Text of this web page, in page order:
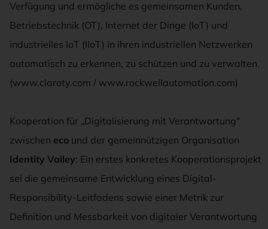
Verfügung und ermögliche es gemeinsamen Kunden,
Betriebstechnik (OT), Internet der Dinge (IoT) und
industrielles IoT (IIoT) in ihren industriellen Netzwerken
automatisch zu erkennen, zu schützen und zu verwalten.
(www.claroty.com / www.rockwellautomation.com)
Kooperation für „Digitalisierung mit Verantwortung“
zwischen eco und der gemeinnützigen Organisation
Identity Valley: Ein erstes konkretes Kooperationsprojekt
sei die gemeinsame Entwicklung eines Digital-
Responsibility-Leitfadens sowie einer Metrik zur
Definition und Messbarkeit von digitaler Verantwortung